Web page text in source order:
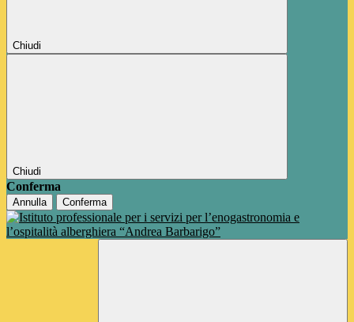
Chiudi
Chiudi
Conferma
Annulla Conferma